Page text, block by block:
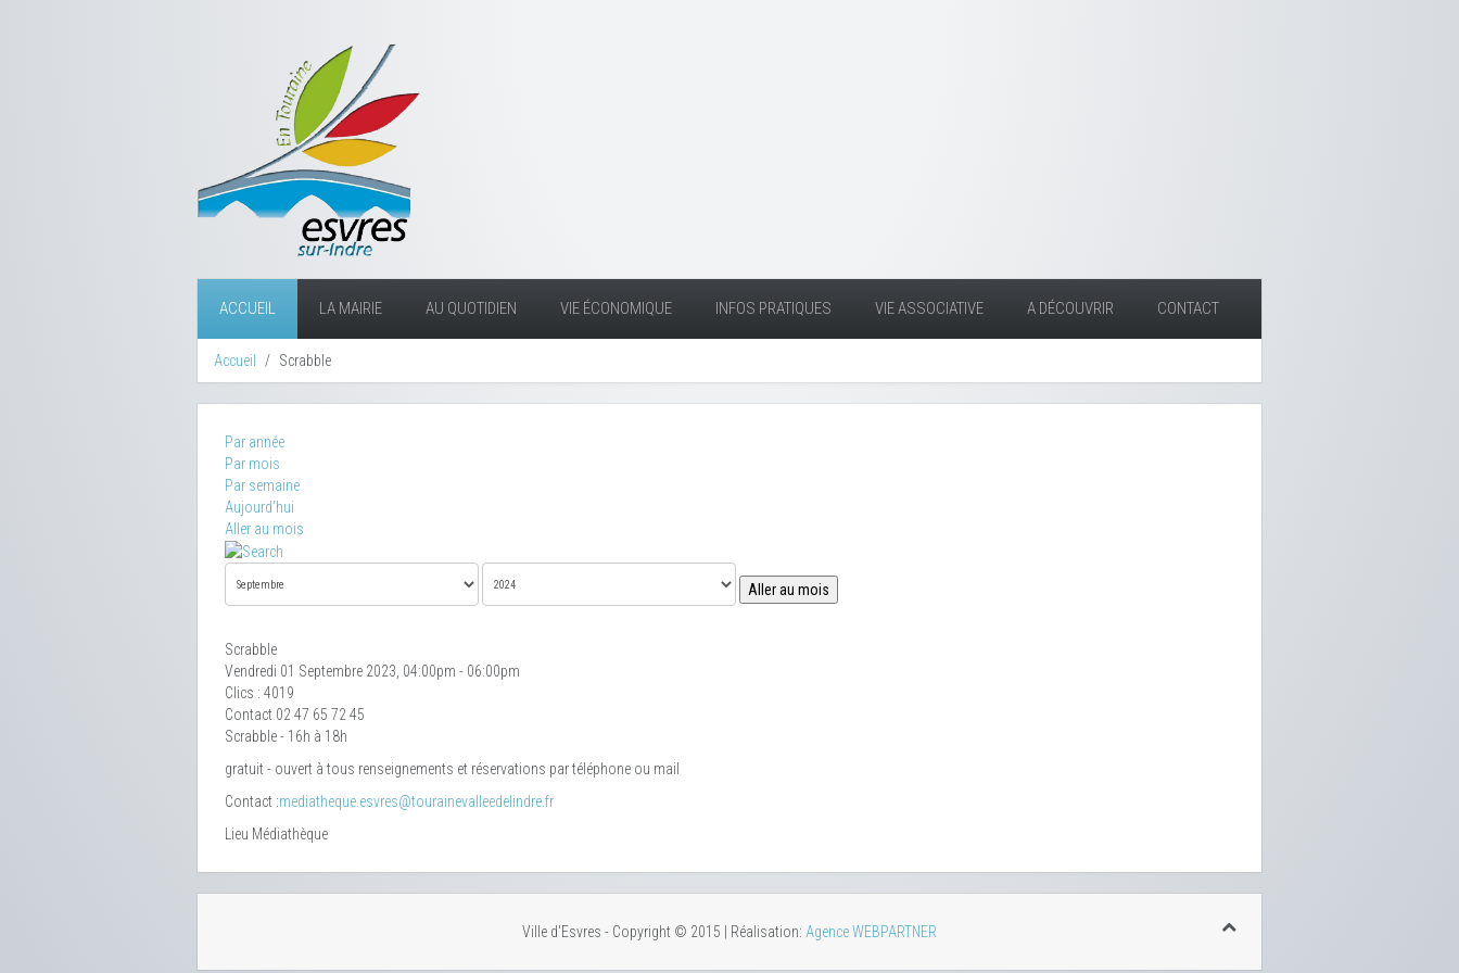
ACCUEIL LA MAIRIE AU QUOTIDIEN VIE ÉCONOMIQUE INFOS PRATIQUES VIE ASSOCIATIVE A DÉCOUVRIR CONTACT
Accueil Scrabble
Par année
Par mois
Par semaine
Aujourd'hui
Aller au mois
Aller au mois
Scrabble
Vendredi 01 Septembre 2023, 04:00pm - 06:00pm
Clics : 4019
Contact 02 47 65 72 45
Scrabble - 16h à 18h
gratuit - ouvert à tous renseignements et réservations par téléphone ou mail
Contact :mediatheque.esvres@tourainevalleedelindre.fr
Lieu Médiathèque
Ville d'Esvres - Copyright © 2015 | Réalisation: Agence WEBPARTNER